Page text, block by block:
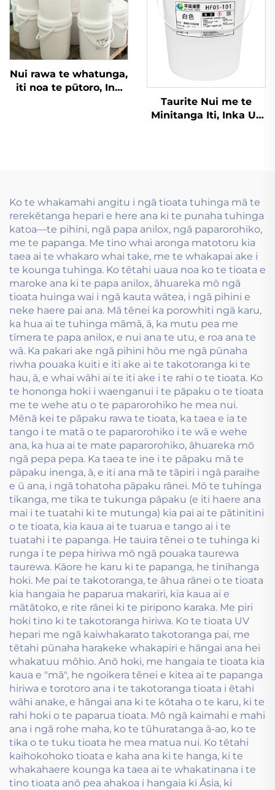
Nui rawa te whatunga,
iti noa te pūtoro, Inu
Taurite Nui me te
Minitanga Iti, Inka Ua
Ko te whakamahi angitu i ngā tioata tuhinga mā te
rerekētanga hepari e here ana ki te punaha tuhinga
katoa—te pihini, ngā papa anilox, ngā paparorohiko,
me te papanga. Me tino whai aronga matotoru kia
taea ai te whakaro whai take, me te whakapai ake i
te kounga tuhinga. Ko tētahi uaua noa ko te tioata e
maroke ana ki te papa anilox, āhuareka mō ngā
tioata huinga wai i ngā kauta wātea, i ngā pihini e
neke haere pai ana. Mā tēnei ka porowhiti ngā karu,
ka hua ai te tuhinga māmā, ā, ka mutu pea me
tīmera te papa anilox, e nui ana te utu, e roa ana te
wā. Ka pakari ake ngā pihini hōu me ngā pūnaha
riwha pouaka kuiti e iti ake ai te takotoranga ki te
hau, ā, e whai wāhi ai te iti ake i te rahi o te tioata. Ko
te hononga hoki i waenganui i te pāpaku o te tioata
me te wehe atu o te paparorohiko he mea nui.
Mēnā kei te pāpaku rawa te tioata, ka taea e ia te
tango i te matā o te paparorohiko i te wā e wehe
ana, ka hua ai te mate paparorohiko, āhuareka mō
ngā pepa pepa. Ka taea te ine i te pāpaku mā te
pāpaku inenga, ā, e iti ana mā te tāpiri i ngā paraihe
e ū ana, i ngā tohatoha pāpaku rānei. Mō te tuhinga
tikanga, me tika te tukunga pāpaku (e iti haere ana
mai i te tuatahi ki te mutunga) kia pai ai te pātinitini
o te tioata, kia kaua ai te tuarua e tango ai i te
tuatahi i te papanga. He tauira tēnei o te tuhinga ki
runga i te pepa hiriwa mō ngā pouaka taurewa
taurewa. Kāore he karu ki te papanga, he tinihanga
hoki. Me pai te takotoranga, te āhua rānei o te tioata
kia hangaia he paparua makariri, kia kaua ai e
mātātoko, e rite rānei ki te piripono karaka. Me piri
hoki tino ki te takotoranga hiriwa. Ko te tioata UV
hepari me ngā kaiwhakarato takotoranga pai, me
tētahi pūnaha harakeke whakapiri e hāngai ana hei
whakatuu mōhio. Anō hoki, me hangaia te tioata kia
kaua e "mā", he ngoikera tēnei e kitea ai te papanga
hiriwa e torotoro ana i te takotoranga tioata i ētahi
wāhi anake, e hāngai ana ki te kōtaha o te karu, ki te
rahi hoki o te paparua tioata. Mō ngā kaimahi e mahi
ana i ngā rohe maha, ko te tūhuratanga ā-ao, ko te
tika o te tuku tioata he mea matua nui. Ko tētahi
kaihokohoko tioata e kaha ana ki te hanga, ki te
whakahaere kounga ka taea ai te whakatinana i te
tino tioata anō pea ahakoa i hangaia ki Āsia, ki